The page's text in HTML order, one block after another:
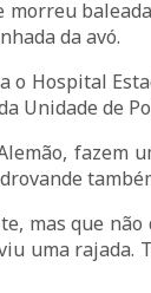
da avó.
o Hospital
de
mas que
uma rajada.